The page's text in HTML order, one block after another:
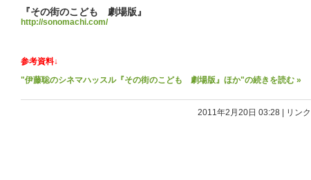
『その街のこども 劇場版』
http://sonomachi.com/
参考資料↓
"伊藤聡のシネマハッスル『その街のこども 劇場版』ほか"の続きを読む »
2011年2月20日 03:28 リンク